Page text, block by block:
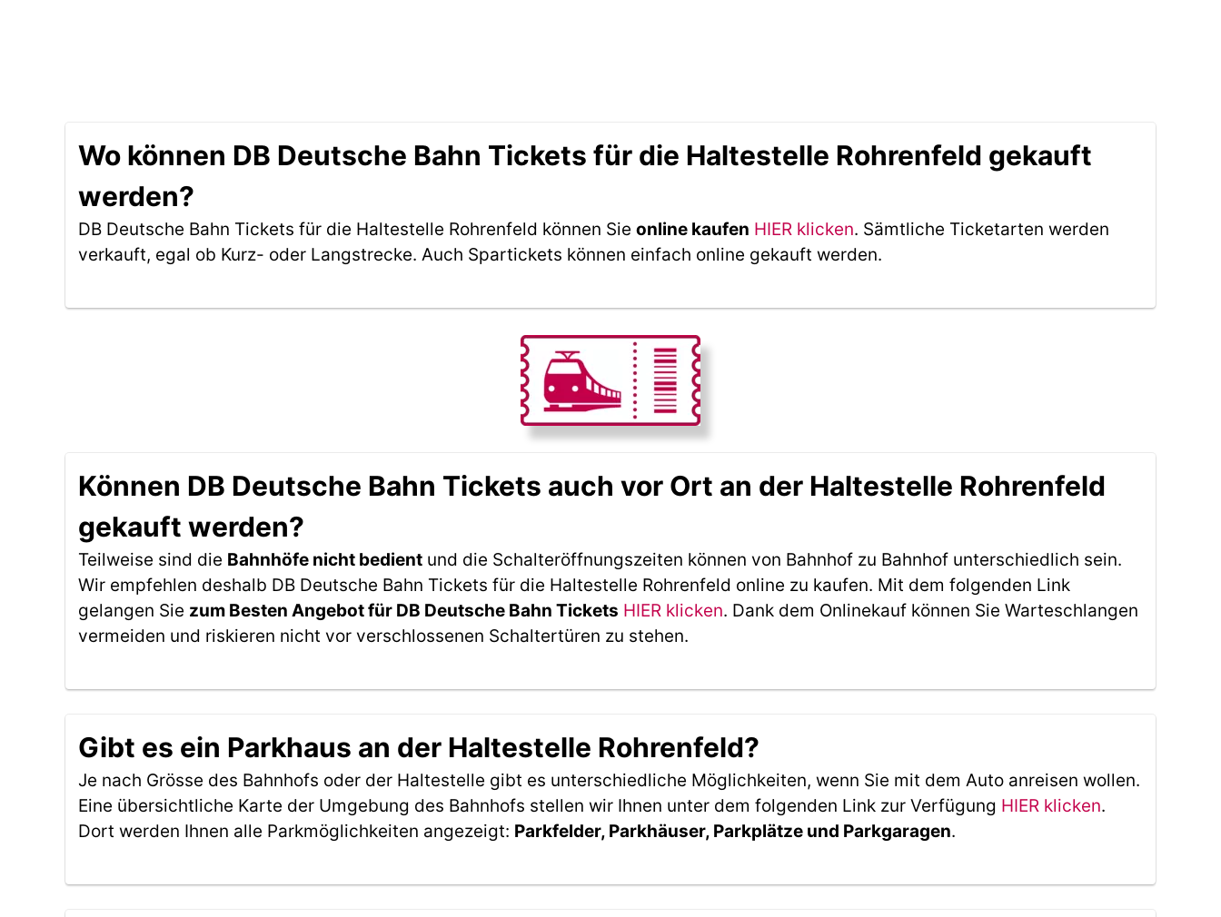
Wo können DB Deutsche Bahn Tickets für die Haltestelle Rohrenfeld gekauft
werden?
DB Deutsche Bahn Tickets für die Haltestelle Rohrenfeld können Sie online kaufen HIER klicken. Sämtliche Ticketarten werden
verkauft, egal ob Kurz- oder Langstrecke. Auch Spartickets können einfach online gekauft werden.
Können DB Deutsche Bahn Tickets auch vor Ort an der Haltestelle Rohrenfeld
gekauft werden?
Teilweise sind die Bahnhöfe nicht bedient und die Schalteröffnungszeiten können von Bahnhof zu Bahnhof unterschiedlich sein.
Wir empfehlen deshalb DB Deutsche Bahn Tickets für die Haltestelle Rohrenfeld online zu kaufen. Mit dem folgenden Link
gelangen Sie zum Besten Angebot für DB Deutsche Bahn Tickets HIER klicken. Dank dem Onlinekauf können Sie Warteschlangen
vermeiden und riskieren nicht vor verschlossenen Schaltertüren zu stehen.
Gibt es ein Parkhaus an der Haltestelle Rohrenfeld?
Je nach Grösse des Bahnhofs oder der Haltestelle gibt es unterschiedliche Möglichkeiten, wenn Sie mit dem Auto anreisen wollen.
Eine übersichtliche Karte der Umgebung des Bahnhofs stellen wir Ihnen unter dem folgenden Link zur Verfügung HIER klicken.
Dort werden Ihnen alle Parkmöglichkeiten angezeigt: Parkfelder, Parkhäuser, Parkplätze und Parkgaragen.